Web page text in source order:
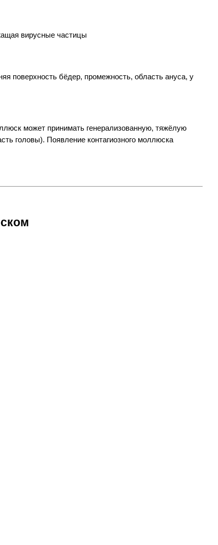
вирусные частицы
поверхность бёдер, промежность, область ануса, у
может принимать генерализованную, тяжёлую
головы). Появление контагиозного моллюска